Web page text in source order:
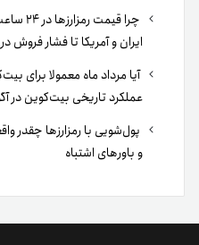
چرا
ایران و آمریکا تا فشار فروش در
آیا مرداد ماه معمولا برای
عملکرد تاریخی بیت‌کوین در
پول‌شویی با رمزارزها چقدر
و باورهای اشتباه